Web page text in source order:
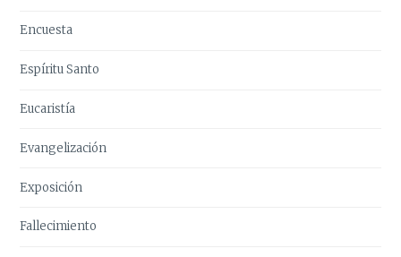
Encuesta
Espíritu Santo
Eucaristía
Evangelización
Exposición
Fallecimiento